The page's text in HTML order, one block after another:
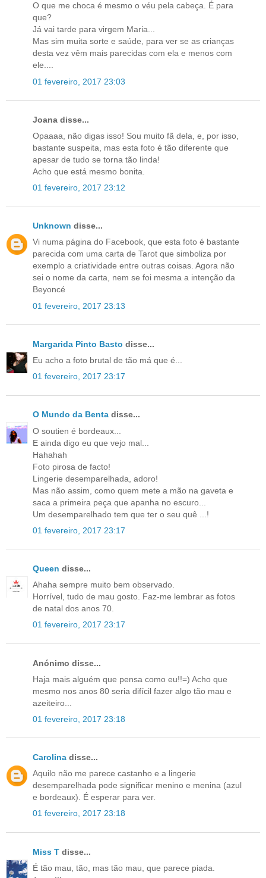
O que me choca é mesmo o véu pela cabeça. É para
que?
Já vai tarde para virgem Maria...
Mas sim muita sorte e saúde, para ver se as crianças
desta vez vêm mais parecidas com ela e menos com
ele....
01 fevereiro, 2017 23:03
Joana disse...
Opaaaa, não digas isso! Sou muito fã dela, e, por isso,
bastante suspeita, mas esta foto é tão diferente que
apesar de tudo se torna tão linda!
Acho que está mesmo bonita.
01 fevereiro, 2017 23:12
Unknown disse...
Vi numa página do Facebook, que esta foto é bastante
parecida com uma carta de Tarot que simboliza por
exemplo a criatividade entre outras coisas. Agora não
sei o nome da carta, nem se foi mesma a intenção da
Beyoncé
01 fevereiro, 2017 23:13
Margarida Pinto Basto disse...
Eu acho a foto brutal de tão má que é...
01 fevereiro, 2017 23:17
O Mundo da Benta disse...
O soutien é bordeaux...
E ainda digo eu que vejo mal...
Hahahah
Foto pirosa de facto!
Lingerie desemparelhada, adoro!
Mas não assim, como quem mete a mão na gaveta e
saca a primeira peça que apanha no escuro...
Um desemparelhado tem que ter o seu quê ...!
01 fevereiro, 2017 23:17
Queen disse...
Ahaha sempre muito bem observado.
Horrível, tudo de mau gosto. Faz-me lembrar as fotos
de natal dos anos 70.
01 fevereiro, 2017 23:17
Anónimo disse...
Haja mais alguém que pensa como eu!!=) Acho que
mesmo nos anos 80 seria difícil fazer algo tão mau e
azeiteiro...
01 fevereiro, 2017 23:18
Carolina disse...
Aquilo não me parece castanho e a lingerie
desemparelhada pode significar menino e menina (azul
e bordeaux). É esperar para ver.
01 fevereiro, 2017 23:18
Miss T disse...
É tão mau, tão, mas tão mau, que parece piada.